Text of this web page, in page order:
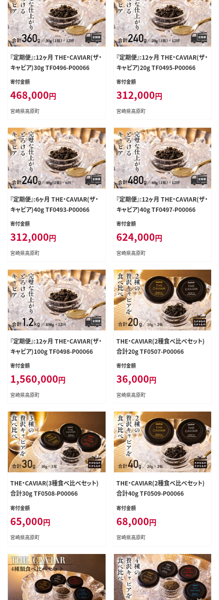
『定期便』:12ヶ月 THE・CAVIAR(ザ・
キャビア)30g TF0496-P00066
寄付金額
468,000円
宮崎県高原町
『定期便』:12ヶ月 THE・CAVIAR(ザ・
キャビア)20g TF0495-P00066
寄付金額
312,000円
宮崎県高原町
『定期便』:6ヶ月 THE・CAVIAR(ザ・
キャビア)40g TF0493-P00066
寄付金額
312,000円
宮崎県高原町
『定期便』:12ヶ月 THE・CAVIAR(ザ・
キャビア)40g TF0497-P00066
寄付金額
624,000円
宮崎県高原町
『定期便』:12ヶ月 THE・CAVIAR(ザ・
キャビア)100g TF0498-P00066
寄付金額
1,560,000円
宮崎県高原町
THE・CAVIAR(2種食べ比べセット)
合計20g TF0507-P00066
寄付金額
36,000円
宮崎県高原町
THE・CAVIAR(3種食べ比べセット)
合計30g TF0508-P00066
寄付金額
65,000円
宮崎県高原町
THE・CAVIAR(2種食べ比べセット)
合計40g TF0509-P00066
寄付金額
68,000円
宮崎県高原町